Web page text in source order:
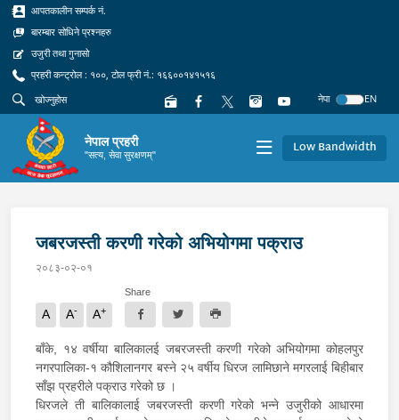
आपतकालीन सम्पर्क नं.
बारम्बार सोधिने प्रश्नहरु
उजुरी तथा गुनासो
प्रहरी कन्ट्रोल : १००, टोल फ्री नं.: १६६००१४१५१६
नेपा
EN
नेपाल प्रहरी
"सत्य, सेवा सुरक्षणम्" Low Bandwidth
जबरजस्ती करणी गरेको अभियोगमा पक्राउ
२०८३-०२-०१
A A- A+
Share
बाँके, १४ वर्षीया बालिकालई जबरजस्ती करणी गरेको अभियोगमा कोहलपुर
नगरपालिका-१ कौशिलानगर बस्ने २५ वर्षीय धिरज लामिछाने मगरलाई बिहीबार
साँझ प्रहरीले पक्राउ गरेको छ ।
धिरजले ती बालिकालाई जबरजस्ती करणी गरेको भन्ने उजुरीको आधारमा